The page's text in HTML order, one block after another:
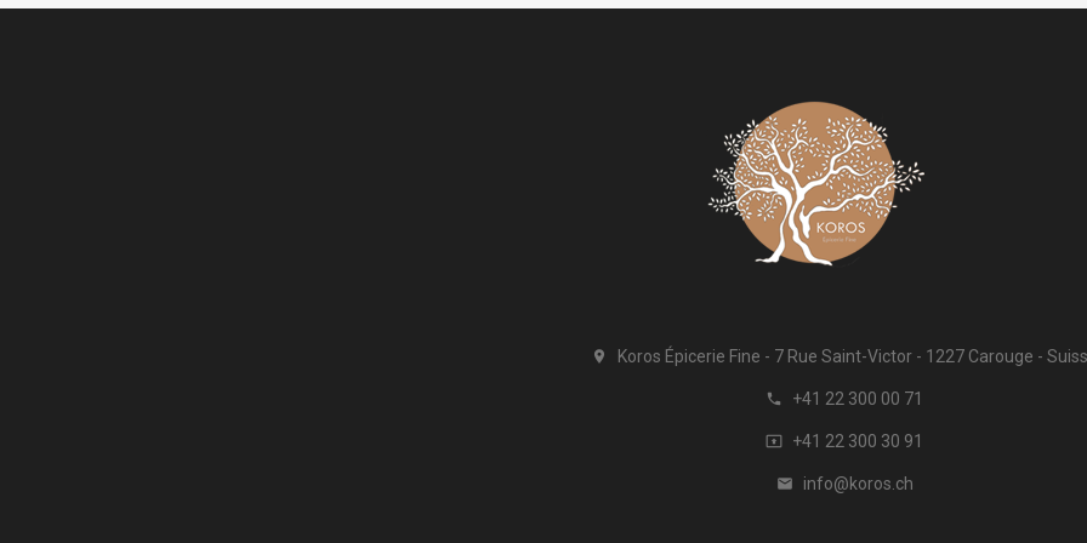
 Koros Épicerie Fine 7 Rue Saint-Victor 1227 Carouge
 +41 22 300 00 71
 +41 22 300 30 91
 info@koros.ch